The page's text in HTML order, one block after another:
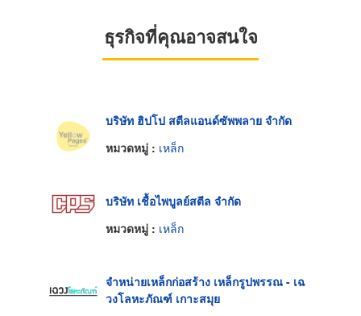
ธุรกิจที่คุณอาจสนใจ
บริษัท ฮิปโป สตีลแอนด์ซัพพลาย จำกัด
หมวดหมู่ : เหล็ก
บริษัท เชื้อไพบูลย์สตีล จำกัด
หมวดหมู่ : เหล็ก
จำหน่ายเหล็กก่อสร้าง เหล็กรูปพรรณ - เฉ
วงโลหะภัณฑ์ เกาะสมุย